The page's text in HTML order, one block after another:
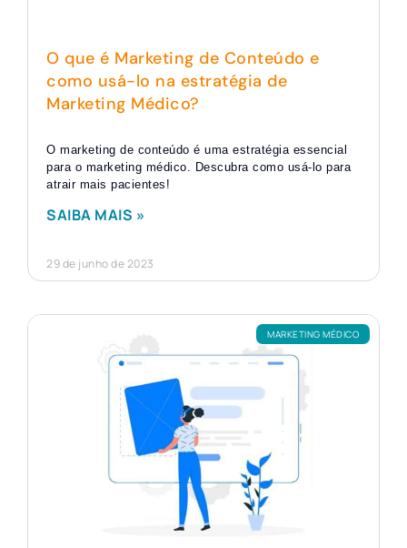
O que é Marketing de Conteúdo e
como usá-lo na estratégia de
Marketing Médico?
O marketing de conteúdo é uma estratégia essencial
para o marketing médico. Descubra como usá-lo para
atrair mais pacientes!
SAIBA MAIS »
29 de junho de 2023
MARKETING MÉDICO